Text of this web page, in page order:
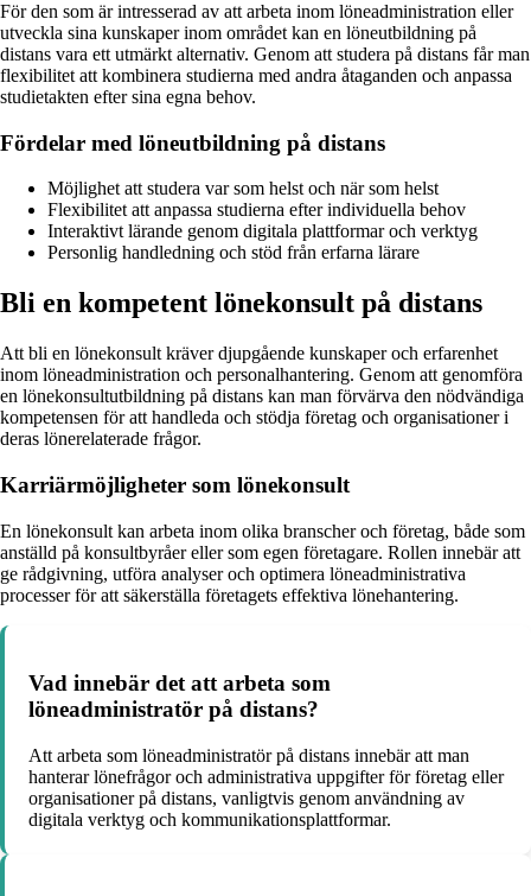
För den som är intresserad av att arbeta inom löneadministration eller
utveckla sina kunskaper inom området kan en löneutbildning på
distans vara ett utmärkt alternativ. Genom att studera på distans får man
flexibilitet att kombinera studierna med andra åtaganden och anpassa
studietakten efter sina egna behov.
Fördelar med löneutbildning på distans
Möjlighet att studera var som helst och när som helst
Flexibilitet att anpassa studierna efter individuella behov
Interaktivt lärande genom digitala plattformar och verktyg
Personlig handledning och stöd från erfarna lärare
Bli en kompetent lönekonsult på distans
Att bli en lönekonsult kräver djupgående kunskaper och erfarenhet
inom löneadministration och personalhantering. Genom att genomföra
en lönekonsultutbildning på distans kan man förvärva den nödvändiga
kompetensen för att handleda och stödja företag och organisationer i
deras lönerelaterade frågor.
Karriärmöjligheter som lönekonsult
En lönekonsult kan arbeta inom olika branscher och företag, både som
anställd på konsultbyråer eller som egen företagare. Rollen innebär att
ge rådgivning, utföra analyser och optimera löneadministrativa
processer för att säkerställa företagets effektiva lönehantering.
Vad innebär det att arbeta som
löneadministratör på distans?
Att arbeta som löneadministratör på distans innebär att man
hanterar lönefrågor och administrativa uppgifter för företag eller
organisationer på distans, vanligtvis genom användning av
digitala verktyg och kommunikationsplattformar.